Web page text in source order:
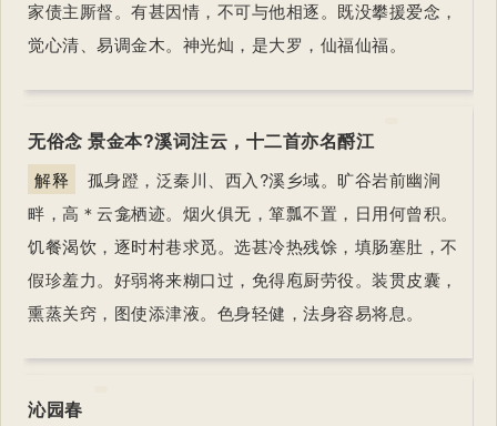
家债主厮督。有甚因情，不可与他相逐。既没攀援爱念，
觉心清、易调金木。神光灿，是大罗，仙福仙福。
无俗念 景金本?溪词注云，十二首亦名酹江
解释
孤身蹬，泛秦川、西入?溪乡域。旷谷岩前幽涧
畔，高＊云龛栖迹。烟火俱无，箪瓢不置，日用何曾积。
饥餐渴饮，逐时村巷求觅。选甚冷热残馀，填肠塞肚，不
假珍羞力。好弱将来糊口过，免得庖厨劳役。装贯皮囊，
熏蒸关窍，图使添津液。色身轻健，法身容易将息。
沁园春